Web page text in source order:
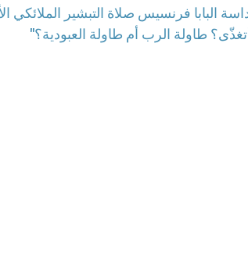
فرنسيس صلاة التبشير الملائكي الأحد، 22 يونيو / حزيران 2014 ساحة